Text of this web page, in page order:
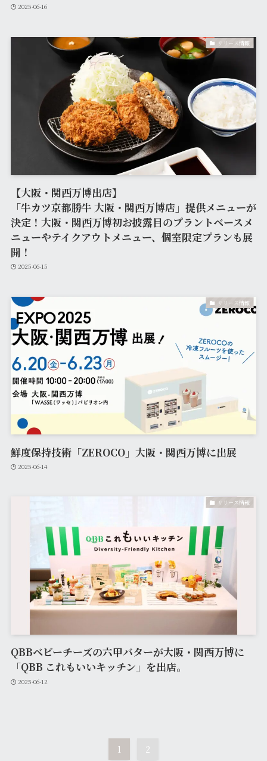
2025-06-16
リリース情報
【大阪・関西万博出店】
「牛カツ京都勝牛 大阪・関西万博店」提供メニューが
決定！大阪・関西万博初お披露目のプラントベースメ
ニューやテイクアウトメニュー、個室限定プランも展
開！
2025-06-15
リリース情報
鮮度保持技術「ZEROCO」大阪・関西万博に出展
2025-06-14
リリース情報
QBBベビーチーズの六甲バターが大阪・関西万博に
「QBB これもいいキッチン」を出店。
2025-06-12
1 2